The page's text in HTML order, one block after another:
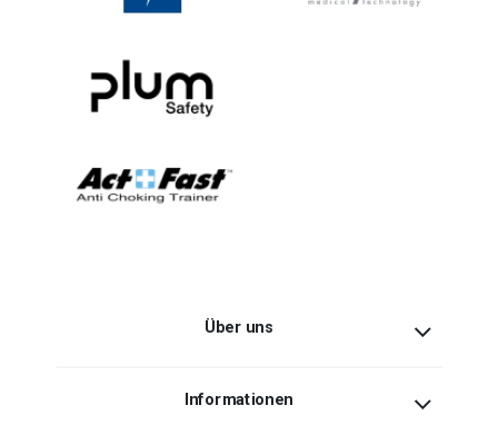
Über uns
Informationen